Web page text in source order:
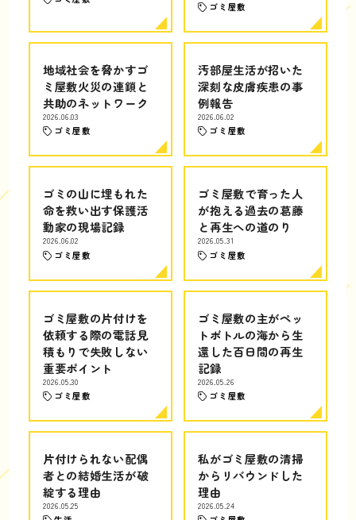
ゴミ屋敷
地域社会を脅かすゴ
ミ屋敷火災の連鎖と
共助のネットワーク
2026.06.03
ゴミ屋敷
汚部屋生活が招いた
深刻な皮膚疾患の事
例報告
2026.06.02
ゴミ屋敷
ゴミの山に埋もれた
命を救い出す保護活
動家の現場記録
2026.06.02
ゴミ屋敷
ゴミ屋敷で育った人
が抱える過去の葛藤
と再生への道のり
2026.05.31
ゴミ屋敷
ゴミ屋敷の片付けを
依頼する際の電話見
積もりで失敗しない
重要ポイント
2026.05.30
ゴミ屋敷
ゴミ屋敷の主がペッ
トボトルの海から生
還した百日間の再生
記録
2026.05.26
ゴミ屋敷
片付けられない配偶
者との結婚生活が破
綻する理由
2026.05.25
私がゴミ屋敷の清掃
からリバウンドした
理由
2026.05.24